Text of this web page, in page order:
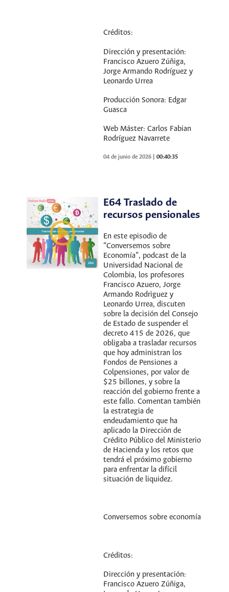
Créditos:
Dirección y presentación:
Francisco Azuero Zúñiga,
Jorge Armando Rodríguez y
Leonardo Urrea
Producción Sonora: Edgar
Guasca
Web Máster: Carlos Fabian
Rodríguez Navarrete
04 de junio de 2026 |00:40:35
E64 Traslado de
recursos pensionales
En este episodio de
“Conversemos sobre
Economía”, podcast de la
Universidad Nacional de
Colombia, los profesores
Francisco Azuero, Jorge
Armando Rodrìguez y
Leonardo Urrea, discuten
sobre la decisión del Consejo
de Estado de suspender el
decreto 415 de 2026, que
obligaba a trasladar recursos
que hoy administran los
Fondos de Pensiones a
Colpensiones, por valor de
$25 billones, y sobre la
reacción del gobierno frente a
este fallo. Comentan también
la estrategia de
endeudamiento que ha
aplicado la Dirección de
Crédito Público del Ministerio
de Hacienda y los retos que
tendrá el próximo gobierno
para enfrentar la difícil
situación de liquidez.
Conversemos sobre economía
Créditos:
Dirección y presentación:
Francisco Azuero Zúñiga,